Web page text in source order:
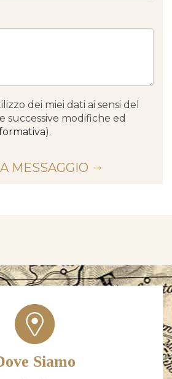
dei miei dati ai sensi del
successive modifiche ed
).
MESSAGGIO
Siamo